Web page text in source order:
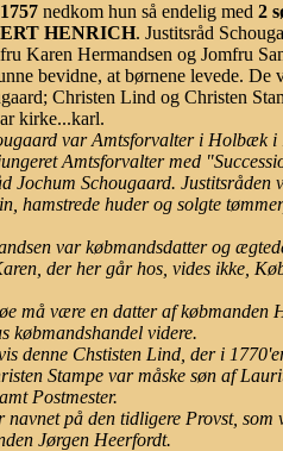
nedkom hun så endelig med 2
HENRICH. Justitsråd
Karen Hermandsen og Jomfru
bevidne, at børnene levede.
Christen Lind og Christen
kirke...karl.
var Amtsforvalter i Holbæk i
Amtsforvalter med
Jochum Schougaard.
hamstrede huder og solgte
var købmandsdatter og
der her går hos, vides ikke,
må være en datter af købmanden
købmandshandel videre.
denne Chstisten Lind, der i
Stampe var måske søn af
Postmester.
på den tidligere Provst,
Jørgen Heerfordt.